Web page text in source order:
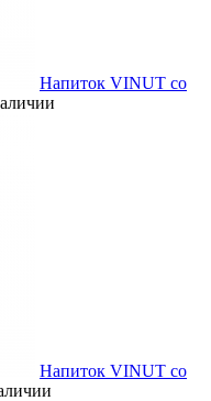
Напиток VINUT со
Напиток VINUT со